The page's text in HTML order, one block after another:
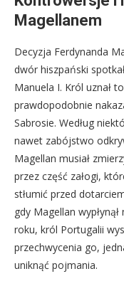
Magellanem
Decyzja Ferdynanda
dwór hiszpański
Manuela I. Król uznał
prawdopodobnie
Sabrosie. Według
nawet zabójstwo
Magellan musiał
przez część załogi,
stłumić przed
gdy Magellan
roku, król Portugalii
przechwycenia go,
uniknąć pojmania.